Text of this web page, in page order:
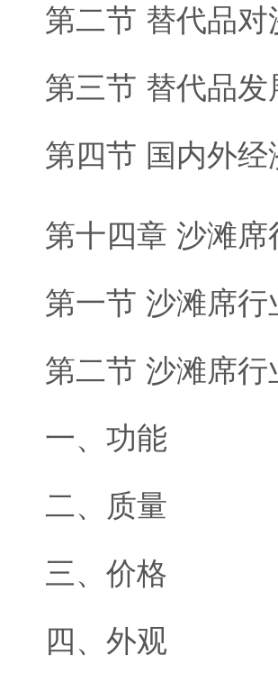
第二节 替代品
第三节 替代品发
第四节 国内外
第十四章 沙滩
第一节 沙滩席
第二节 沙滩席
一、功能
二、质量
三、价格
四、外观